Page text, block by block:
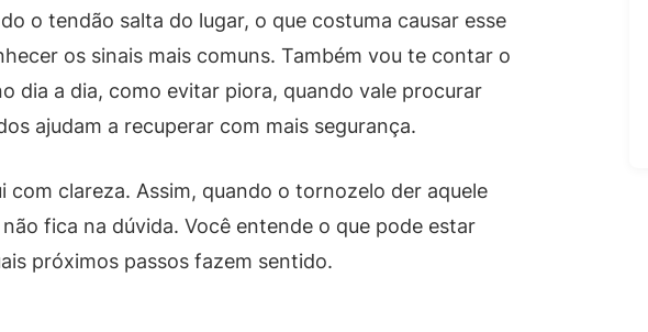
o tendão salta do lugar, o que costuma causar esse
os sinais mais comuns. Também vou te contar o
dia a dia, como evitar piora, quando vale procurar
ajudam a recuperar com mais segurança.
com clareza. Assim, quando o tornozelo der aquele
fica na dúvida. Você entende o que pode estar
próximos passos fazem sentido.